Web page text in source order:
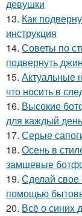
девушки
13. Как
инструкция
14. Советы по
подвернуть
15. Актуальные
что носить в
16. Высокие
для каждый день
17. Серые
18. Осень в
замшевые
19. Сделай свое
помощью
20. Всё о синих